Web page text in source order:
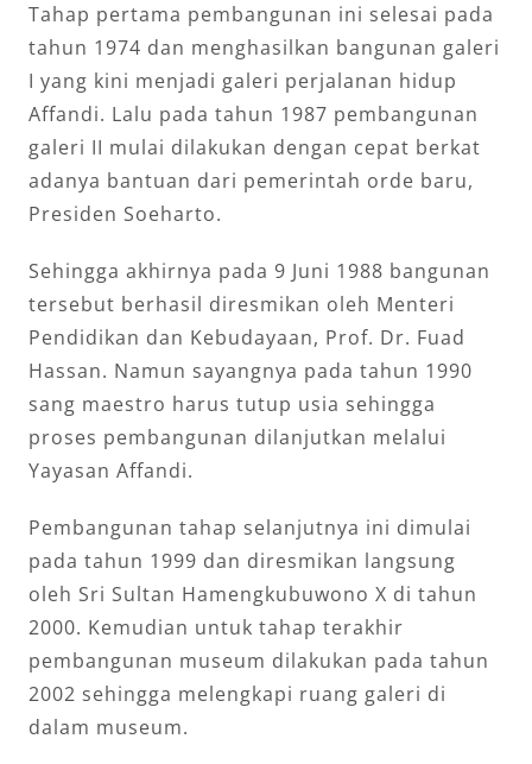
Tahap pertama pembangunan ini selesai pada
tahun 1974 dan menghasilkan bangunan galeri
I yang kini menjadi galeri perjalanan hidup
Affandi. Lalu pada tahun 1987 pembangunan
galeri II mulai dilakukan dengan cepat berkat
adanya bantuan dari pemerintah orde baru,
Presiden Soeharto.
Sehingga akhirnya pada 9 Juni 1988 bangunan
tersebut berhasil diresmikan oleh Menteri
Pendidikan dan Kebudayaan, Prof. Dr. Fuad
Hassan. Namun sayangnya pada tahun 1990
sang maestro harus tutup usia sehingga
proses pembangunan dilanjutkan melalui
Yayasan Affandi.
Pembangunan tahap selanjutnya ini dimulai
pada tahun 1999 dan diresmikan langsung
oleh Sri Sultan Hamengkubuwono X di tahun
2000. Kemudian untuk tahap terakhir
pembangunan museum dilakukan pada tahun
2002 sehingga melengkapi ruang galeri di
dalam museum.